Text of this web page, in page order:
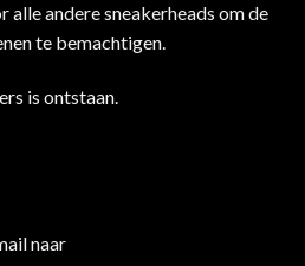
andere sneakerheads om de
te bemachtigen.
is ontstaan.
naar